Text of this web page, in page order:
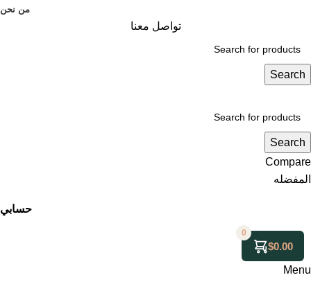
من نحن
تواصل معنا
Search
Search
Compare
المفضله
حسابي
0
$0.00
Menu